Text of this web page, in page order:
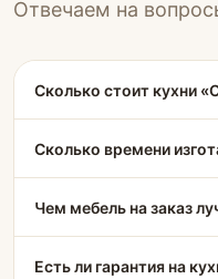
Отвечаем на
Сколько стоит кухни
Сколько времени
Чем мебель на заказ
Есть ли гарантия на